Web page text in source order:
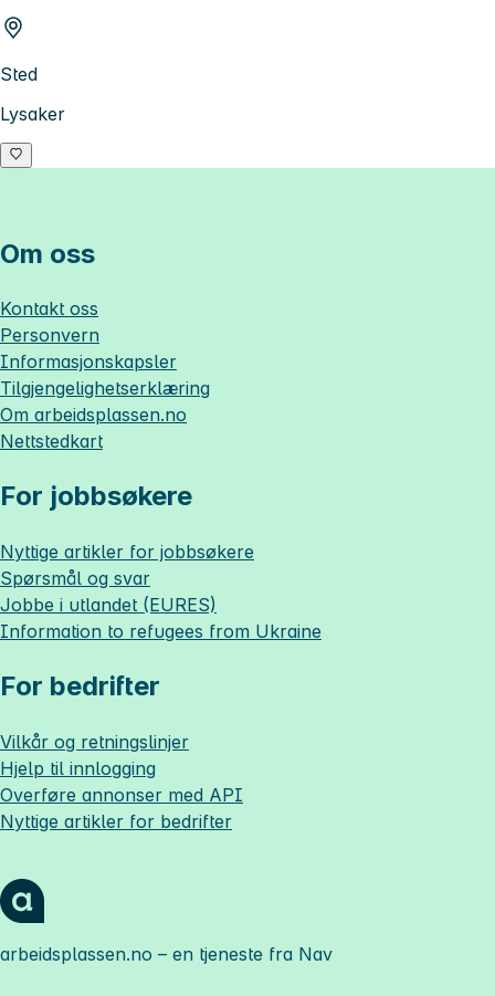
Sted
Lysaker
Om oss
Kontakt oss
Personvern
Informasjonskapsler
Tilgjengelighetserklæring
Om arbeidsplassen.no
Nettstedkart
For jobbsøkere
Nyttige artikler for jobbsøkere
Spørsmål og svar
Jobbe i utlandet (EURES)
Information to refugees from Ukraine
For bedrifter
Vilkår og retningslinjer
Hjelp til innlogging
Overføre annonser med API
Nyttige artikler for bedrifter
arbeidsplassen.no – en tjeneste fra Nav